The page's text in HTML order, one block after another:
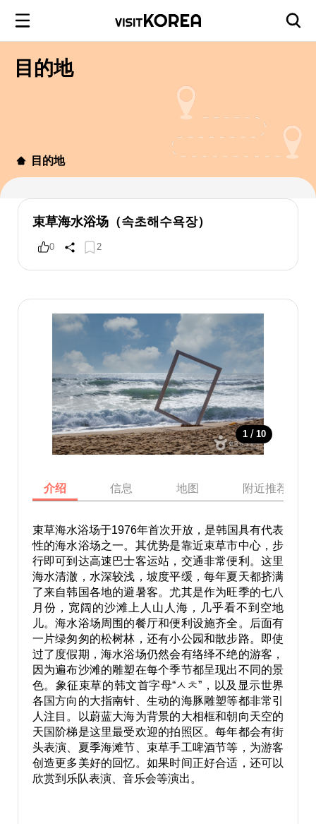
目的地
目的地
束草海水浴场（속초해수욕장）
0 2
1 / 10
介绍 信息 地图 附近推荐景点
束草海水浴场于1976年首次开放，是韩国具有代表
性的海水浴场之一。其优势是靠近束草市中心，步
行即可到达高速巴士客运站，交通非常便利。这里
海水清澈，水深较浅，坡度平缓，每年夏天都挤满
了来自韩国各地的避暑客。尤其是作为旺季的七八
月份，宽阔的沙滩上人山人海，几乎看不到空地
儿。海水浴场周围的餐厅和便利设施齐全。后面有
一片绿匆匆的松树林，还有小公园和散步路。即使
过了度假期，海水浴场仍然会有络绎不绝的游客，
因为遍布沙滩的雕塑在每个季节都呈现出不同的景
色。象征束草的韩文首字母“ㅅㅊ”，以及显示世界
各国方向的大指南针、生动的海豚雕塑等都非常引
人注目。以蔚蓝大海为背景的大相框和朝向天空的
天国阶梯是这里最受欢迎的拍照区。每年都会有街
头表演、夏季海滩节、束草手工啤酒节等，为游客
创造更多美好的回忆。如果时间正好合适，还可以
欣赏到乐队表演、音乐会等演出。